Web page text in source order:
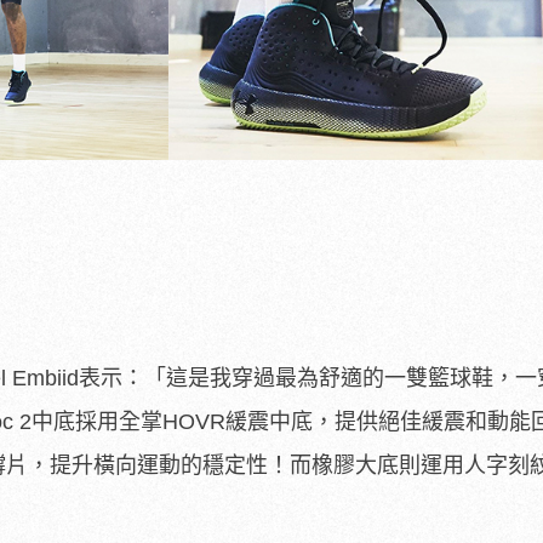
Embiid表示：「這是我穿過最為舒適的一雙籃球鞋，一
2中底採用全掌HOVR緩震中底，提供絕佳緩震和動能
，提升橫向運動的穩定性！而橡膠大底則運用人字刻